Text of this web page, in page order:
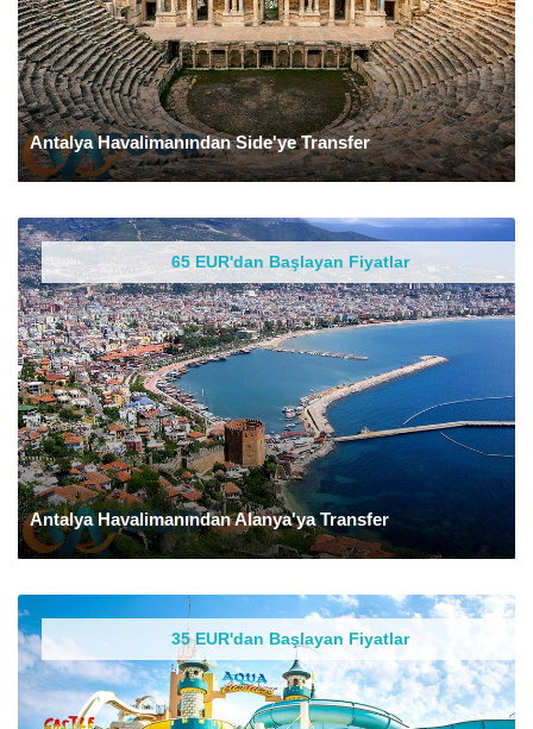
Antalya Havalimanından Side'ye Transfer
65 EUR'dan Başlayan Fiyatlar
Antalya Havalimanından Alanya'ya Transfer
35 EUR'dan Başlayan Fiyatlar